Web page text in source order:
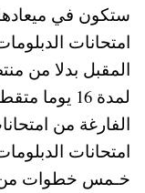
المقبل بدلا من
لمدة 16
الفارغة من
امتحانات
خـمس خطوات من